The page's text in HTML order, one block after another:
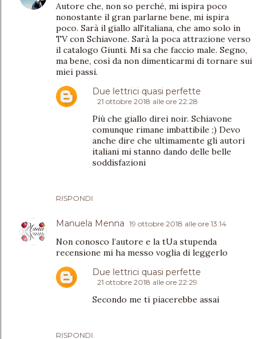
Autore che, non so perché, mi ispira poco
nonostante il gran parlarne bene, mi ispira
poco. Sarà il giallo all'italiana, che amo solo in
TV con Schiavone. Sarà la poca attrazione verso
il catalogo Giunti. Mi sa che faccio male. Segno,
ma bene, così da non dimenticarmi di tornare sui
miei passi.
RISPONDI
Due lettrici quasi perfette
21 ottobre 2018 alle ore 22:28
Più che giallo direi noir. Schiavone
comunque rimane imbattibile ;) Devo
anche dire che ultimamente gli autori
italiani mi stanno dando delle belle
soddisfazioni
Manuela Menna 19 ottobre 2018 alle ore 13:14
Non conosco l’autore e la tUa stupenda
recensione mi ha messo voglia di leggerlo
RISPONDI
Due lettrici quasi perfette
21 ottobre 2018 alle ore 22:29
Secondo me ti piacerebbe assai